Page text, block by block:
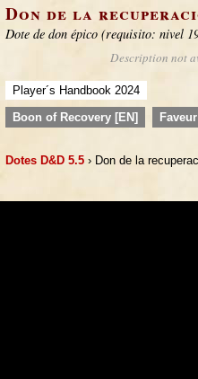
Don de la
Dote de don épico (requisito: nivel
Description not
Player´s Handbook 2024
Boon of Recovery [EN]
Dotes D&D 5.5 › Don de la